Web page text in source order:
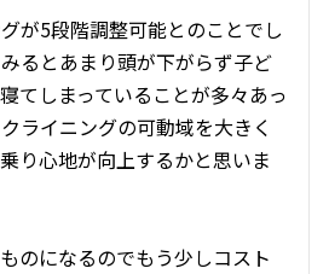
が5段階調整可能とのことでし
るとあまり頭が下がらず子ど
てしまっていることが多々あっ
ライニングの可動域を大きく
り心地が向上するかと思いま
のになるのでもう少しコスト